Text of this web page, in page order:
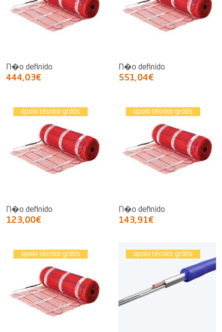
N�o definido
444,03€
N�o definido
551,04€
apoio técnico grátis
N�o definido
123,00€
apoio técnico grátis
N�o definido
143,91€
apoio técnico grátis apoio técnico grátis